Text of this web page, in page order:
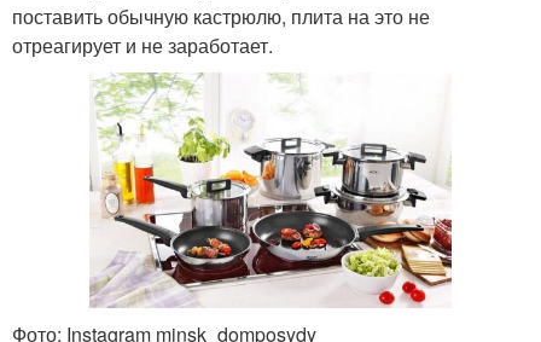
поставить обычную кастрюлю, плита на это не
отреагирует и не заработает.
Фото: Instagram minsk_domposydy